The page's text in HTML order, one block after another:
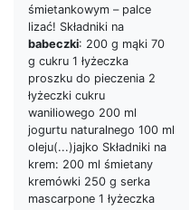
śmietankowym – palce
lizać! Składniki na
babeczki: 200 g mąki 70
g cukru 1 łyżeczka
proszku do pieczenia 2
łyżeczki cukru
waniliowego 200 ml
jogurtu naturalnego 100 ml
oleju(...)jajko Składniki na
krem: 200 ml śmietany
kremówki 250 g serka
mascarpone 1 łyżeczka